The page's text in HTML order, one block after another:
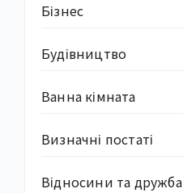
Бізнес
Будівництво
Ванна кімната
Визначні постаті
Відносини та дружба